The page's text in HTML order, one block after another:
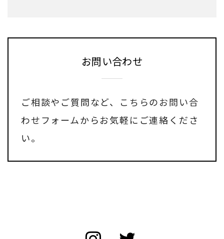
お問い合わせ
ご相談やご質問など、
こちらのお問い合
わせフォームからお気軽にご連絡くださ
い。